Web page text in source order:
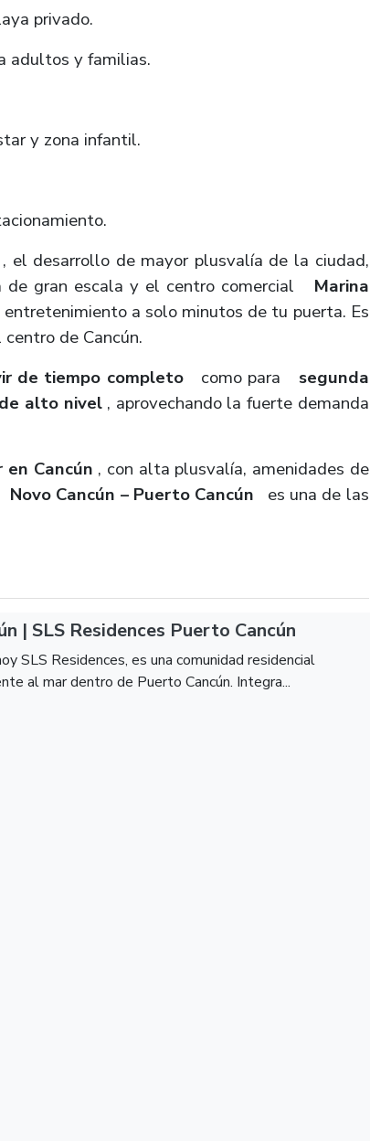
privado.
adultos y familias.
y zona infantil.
, el desarrollo de mayor plusvalía de la ciudad,
de gran escala y el centro comercial Marina
a solo minutos de tu puerta. Es
de Cancún.
de tiempo completocomo para segunda
alto nivel, aprovechando la fuerte demanda
Cancún , con alta plusvalía, amenidades de
Novo Cancún – Puerto Cancún es una de las
| SLS Residences Puerto Cancún
SLS Residences, es una comunidad residencial
al mar dentro de Puerto Cancún. Integra...